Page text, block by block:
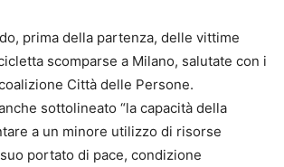
prima della partenza, delle vittime
scomparse a Milano, salutate con i
Città delle Persone.
sottolineato “la capacità della
a un minore utilizzo di risorse
portato di pace, condizione